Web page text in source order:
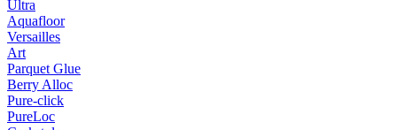
Ultra
Aquafloor
Versailles
Art
Parquet Glue
Berry Alloc
Pure-click
PureLoc